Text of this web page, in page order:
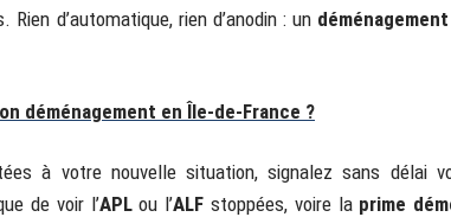
d’automatique, rien d’anodin : un
déménagement en Île-de-France ?
à votre nouvelle situation, signalez sans délai
de voir l’APLou l’ALF stoppées, voire la prime